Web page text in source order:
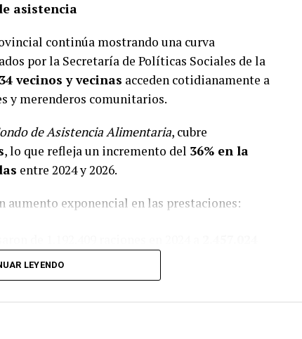
asistencia
continúa mostrando una curva
por la Secretaría de Políticas Sociales de la
vecinos y vecinas acceden cotidianamente a
y merenderos comunitarios.
de Asistencia Alimentaria, cubre
, lo que refleja un incremento del 36% en la
entre 2024 y 2026.
exponencial en las prestaciones:
del106%
Crecieron de 1.445.270 raciones a
LEYENDO